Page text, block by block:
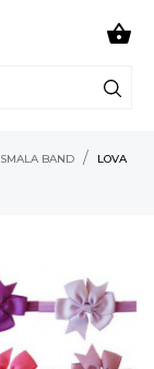

SMALA BAND LOVA